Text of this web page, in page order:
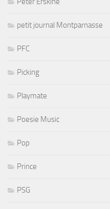
petit journal Montparnasse
PFC
Picking
Playmate
Poesie Music
Pop
Prince
PSG